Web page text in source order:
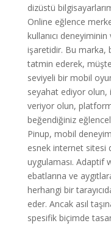
dizüstü
Online eğlence
kullanıcı
işaretidir. Bu marka,
tatmin ederek,
seviyeli bir mobil
seyahat ediyor olun,
veriyor olun,
beğendiğiniz
Pinup, mobil
esnek internet sitesi
uygulaması. Adaptif
ebatlarına ve
herhangi bir
eder. Ancak asıl
spesifik biçimde